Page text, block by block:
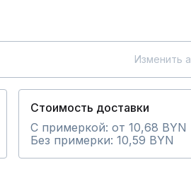
Изменить
Стоимость доставки
С примеркой: от 10,68 BYN
Без примерки: 10,59 BYN